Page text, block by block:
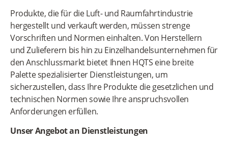
Produkte, die für die Luft- und Raumfahrtindustrie
hergestellt und verkauft werden, müssen strenge
Vorschriften und Normen einhalten. Von Herstellern
und Zulieferern bis hin zu Einzelhandelsunternehmen für
den Anschlussmarkt bietet Ihnen HQTS eine breite
Palette spezialisierter Dienstleistungen, um
sicherzustellen, dass Ihre Produkte die gesetzlichen und
technischen Normen sowie Ihre anspruchsvollen
Anforderungen erfüllen.
Unser Angebot an Dienstleistungen